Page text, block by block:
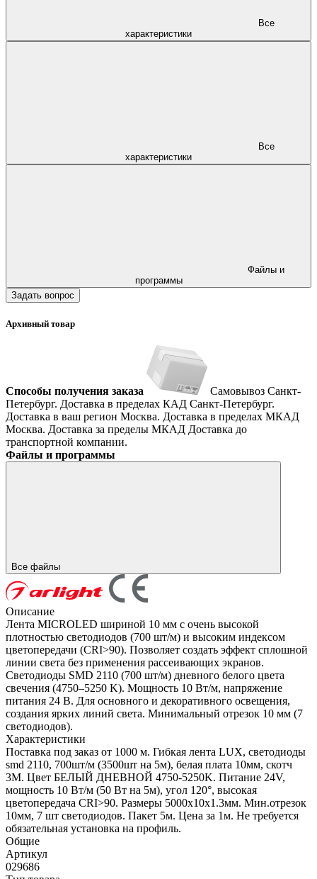
характеристики
характеристики
программы
Задать вопрос
Архивный товар
Способы получения заказа Самовывоз Санкт-
Петербург. Доставка в пределах КАД Санкт-Петербург.
Доставка в ваш регион Москва. Доставка в пределах МКАД
Москва. Доставка за пределы МКАД Доставка до
транспортной компании.
Файлы и программы
Все файлы
Описание
Лента MICROLED шириной 10 мм с очень высокой
плотностью светодиодов (700 шт/м) и высоким индексом
цветопередачи (CRI>90). Позволяет создать эффект сплошной
линии света без применения рассеивающих экранов.
Светодиоды SMD 2110 (700 шт/м) дневного белого цвета
свечения (4750–5250 K). Мощность 10 Вт/м, напряжение
питания 24 В. Для основного и декоративного освещения,
создания ярких линий света. Минимальный отрезок 10 мм (7
светодиодов).
Характеристики
Поставка под заказ от 1000 м. Гибкая лента LUX, светодиоды
smd 2110, 700шт/м (3500шт на 5м), белая плата 10мм, скотч
3М. Цвет БЕЛЫЙ ДНЕВНОЙ 4750-5250K. Питание 24V,
мощность 10 Вт/м (50 Вт на 5м), угол 120°, высокая
цветопередача CRI>90. Размеры 5000х10x1.3мм. Мин.отрезок
10мм, 7 шт светодиодов. Пакет 5м. Цена за 1м. Не требуется
обязательная установка на профиль.
Общие
Артикул
029686